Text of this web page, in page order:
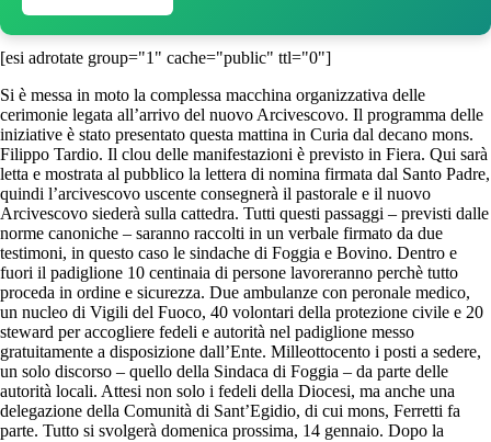
[esi adrotate group="1" cache="public" ttl="0"]
Si è messa in moto la complessa macchina organizzativa delle
cerimonie legata all’arrivo del nuovo Arcivescovo. Il programma delle
iniziative è stato presentato questa mattina in Curia dal decano mons.
Filippo Tardio. Il clou delle manifestazioni è previsto in Fiera. Qui sarà
letta e mostrata al pubblico la lettera di nomina firmata dal Santo Padre,
quindi l’arcivescovo uscente consegnerà il pastorale e il nuovo
Arcivescovo siederà sulla cattedra. Tutti questi passaggi – previsti dalle
norme canoniche – saranno raccolti in un verbale firmato da due
testimoni, in questo caso le sindache di Foggia e Bovino. Dentro e
fuori il padiglione 10 centinaia di persone lavoreranno perchè tutto
proceda in ordine e sicurezza. Due ambulanze con peronale medico,
un nucleo di Vigili del Fuoco, 40 volontari della protezione civile e 20
steward per accogliere fedeli e autorità nel padiglione messo
gratuitamente a disposizione dall’Ente. Milleottocento i posti a sedere,
un solo discorso – quello della Sindaca di Foggia – da parte delle
autorità locali. Attesi non solo i fedeli della Diocesi, ma anche una
delegazione della Comunità di Sant’Egidio, di cui mons, Ferretti fa
parte. Tutto si svolgerà domenica prossima, 14 gennaio. Dopo la